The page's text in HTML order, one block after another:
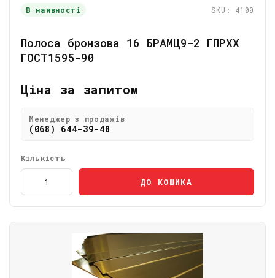
В наявності SKU: 4100
Полоса бронзова 16 БРАМЦ9-2 ГПРХХ
ГОСТ1595-90
Ціна за запитом
Менеджер з продажів
(068) 644-39-48
Кількість
ДО КОШИКА